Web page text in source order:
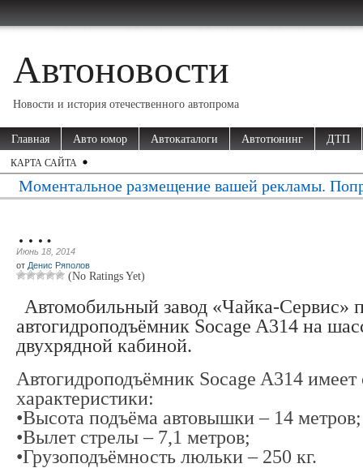
Автоновости
Новости и история отечественного автопрома
Главная Авто юмор Автокаталоги Автотюнинг ДТП
КАРТА САЙТА
Моментальное размещение вашей рекламы.
….
Июнь 18, 2014
от Денис Ряполов
(No Ratings Yet)
Автомобильный завод «Чайка-Сервис»
автогидроподъёмник Socage A314 на
двухрядной кабиной.
Автогидроподъёмник Socage A314
характеристики:
•Высота подъёма автовышки – 14 метров;
•Вылет стрелы – 7,1 метров;
•Грузоподъёмность люльки – 250 кг.